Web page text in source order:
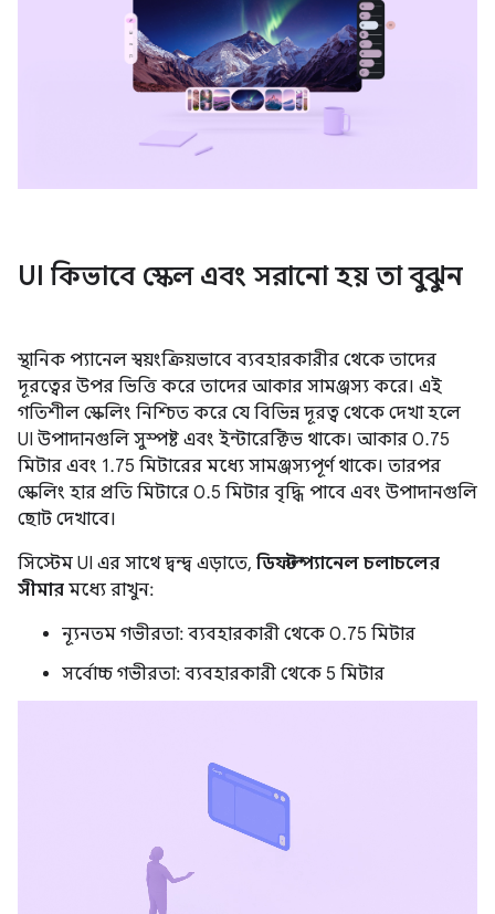
UI কিভাবে স্কেল এবং সরানো হয় তা বুঝুন
স্থানিক প্যানেল স্বয়ংক্রিয়ভাবে ব্যবহারকারীর থেকে তাদের
দূরত্বের উপর ভিত্তি করে তাদের আকার সামঞ্জস্য করে। এই
গতিশীল স্কেলিং নিশ্চিত করে যে বিভিন্ন দূরত্ব থেকে দেখা হলে
UI উপাদানগুলি সুস্পষ্ট এবং ইন্টারেক্টিভ থাকে। আকার 0.75
মিটার এবং 1.75 মিটারের মধ্যে সামঞ্জস্যপূর্ণ থাকে। তারপর
স্কেলিং হার প্রতি মিটারে 0.5 মিটার বৃদ্ধি পাবে এবং উপাদানগুলি
ছোট দেখাবে।
সিস্টেম UI এর সাথে দ্বন্দ্ব এড়াতে, ডিফল্ট প্যানেল চলাচলের
সীমার মধ্যে রাখুন:
ন্যূনতম গভীরতা: ব্যবহারকারী থেকে 0.75 মিটার
সর্বোচ্চ গভীরতা: ব্যবহারকারী থেকে 5 মিটার